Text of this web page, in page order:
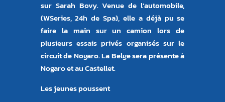
sur Sarah Bovy. Venue de l’automobile,
(WSeries, 24h de Spa), elle a déjà pu se
faire la main sur un camion lors de
plusieurs essais privés organisés sur le
circuit de Nogaro. La Belge sera présente à
Nogaro et au Castellet.
Les jeunes poussent